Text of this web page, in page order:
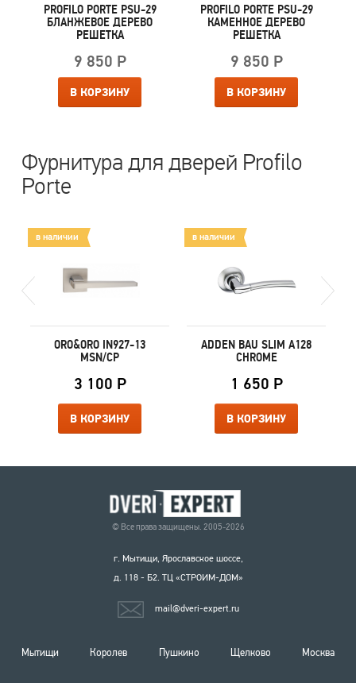
PROFILO PORTE PSU-29
БЛАНЖЕВОЕ ДЕРЕВО
РЕШЕТКА
9 850 Р
В КОРЗИНУ
PROFILO PORTE PSU-29
КАМЕННОЕ ДЕРЕВО
РЕШЕТКА
9 850 Р
В КОРЗИНУ
Фурнитура для дверей Profilo
Porte
в наличии
ORO&ORO IN927-13
MSN/CP
3 100 Р
В КОРЗИНУ
в наличии
ADDEN BAU SLIM A128
CHROME
1 650 Р
В КОРЗИНУ
© Все права защищены. 2005-2026
г. Мытищи, Ярославское шоссе,
д. 118 - Б2. ТЦ «СТРОИМ-ДОМ»
mail@dveri-expert.ru
Мытищи Королев Пушкино Щелково Москва